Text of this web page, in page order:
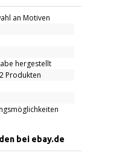
an Motiven
hergestellt
Produkten
bei ebay.de